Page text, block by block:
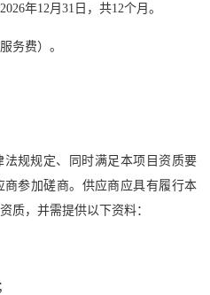
年12月31日，共12个月。
务费）。
规规定、同时满足本项目资质要
参加磋商。供应商应具有履行本
质，并需提供以下资料：